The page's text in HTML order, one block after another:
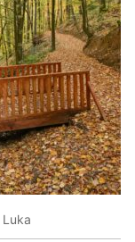
Luka